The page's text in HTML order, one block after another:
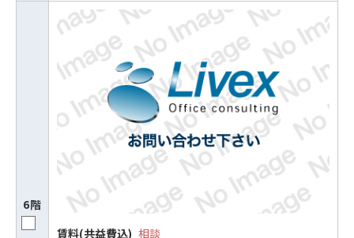
6階
賃料(共益費込) 相談